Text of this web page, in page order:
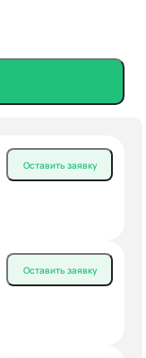
Оставить заявку
Оставить заявку